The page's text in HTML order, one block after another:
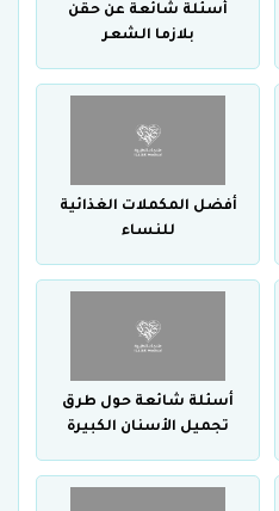
أسئلة شائعة عن حقن
بلازما الشعر
أفضل المكملات الغذائية
للنساء
أسئلة شائعة حول طرق
تجميل الأسنان الكبيرة